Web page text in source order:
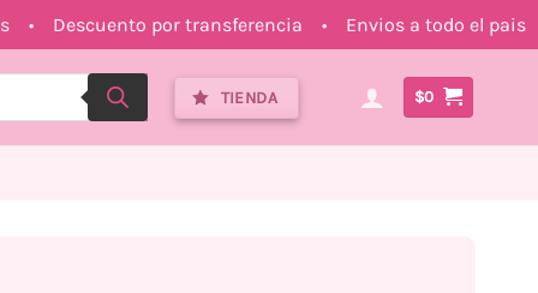
• Descuento por transferencia • Envios a todo el
TIENDA $0